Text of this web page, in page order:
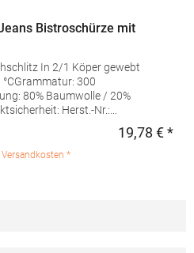
Bistroschürze mit
gewebt
80% Baumwolle / 20%
Herst.-Nr.:
Niederlande E-Mail:19,78 € *
Versandkosten *